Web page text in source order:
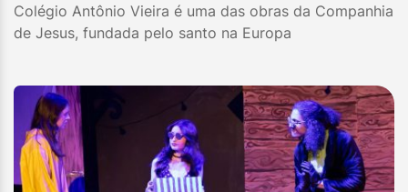
Colégio Antônio Vieira é uma das obras da Companhia
de Jesus, fundada pelo santo na Europa